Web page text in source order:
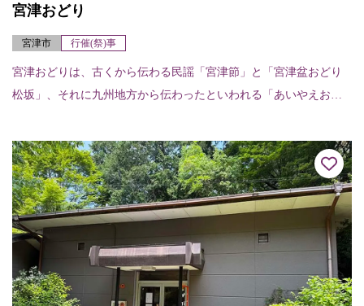
宮津おどり
宮津市 行催(祭)事
宮津おどりは、古くから伝わる民謡「宮津節」と「宮津盆おどり
松坂」、それに九州地方から伝わったといわれる「あいやえおど
宮津でピンと出した...